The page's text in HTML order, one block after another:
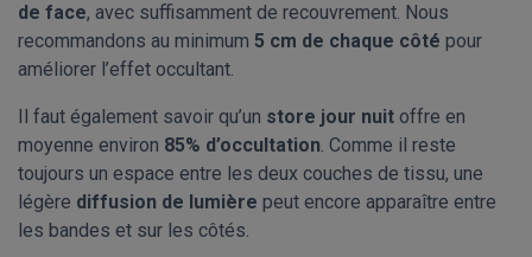
de face, avec suffisamment de recouvrement. Nous
recommandons au minimum 5 cm de chaque côté pour
améliorer l’effet occultant.
Il faut également savoir qu’un store jour nuit offre en
moyenne environ 85% d’occultation. Comme il reste
toujours un espace entre les deux couches de tissu, une
légère diffusion de lumière peut encore apparaître entre
les bandes et sur les côtés.